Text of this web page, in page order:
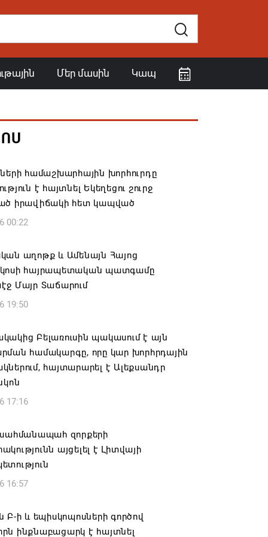
Մեր մասին Կապ
համաշխարհային խորհուրդը
է հայտնել Եկեղեցու շուրջ
իրավիճակի հետ կապված
00:22
աղոթք և Ամենայն Հայոց
հայրապետական պատգամը
Մայր Տաճարում
19:50
Բելառուսին պակասում է այն
համակարգը, որը կար խորհրդային
հայտարարել է Ալեքսանդր
17:16
զորքերի
այցելել է Լիտվայի
16:57
Բ-ի և եպիսկոպոսների գործով
ինքնաբացարկ է հայտնել